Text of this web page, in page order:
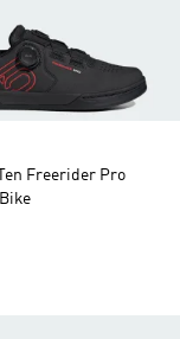
Freerider Pro